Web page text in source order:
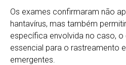
Os exames confirmaram não
hantavírus, mas também
específica envolvida no caso, o
essencial para o rastreamento
emergentes.